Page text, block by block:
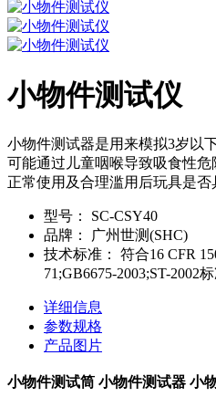
小物件测试仪
小物件测试器是用来模拟3岁以
可能通过儿童咽喉导致吸食性
正常使用及合理滥用后玩具是
型号：
SC-CSY40
品牌：
广州世测(SHC)
技术标准：
符合16 CFR
71;GB6675-2003;ST-2002
详细信息
参数规格
产品图片
小物件测试筒 小物件测试器 小